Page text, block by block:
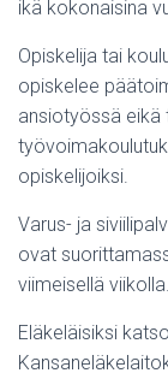
ikä kokonaisina
Opiskelija tai
opiskelee
ansiotyössä eikä
opiskelijoiksi.
Varus- ja
ovat
viimeisellä viikolla.
Eläkeläisiksi